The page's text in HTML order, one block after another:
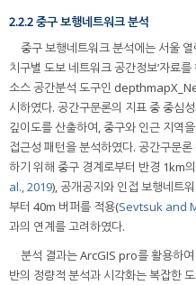
2.2.2 중구 보행네트워크 분석
중구 보행네트워크 분석에는 서울
치구별 도보 네트워크 공간정보’자료
소스 공간분석 도구인
시하였다. 공간구문론의 지표 중 중심
깊이도를 산출하여, 중구와 인근 지역
접근성 패턴을 분석하였다. 공간구문
하기 위해 중구 경계로부터 반경 1km
al., 2019), 공개공지와 인접 보행네트
부터 40m 버퍼를 적용(Sevtsuk and
과의 연계를 고려하였다.
분석 결과는 ArcGIS pro를 활용하
반의 정량적 분석과 시각화는 복잡한